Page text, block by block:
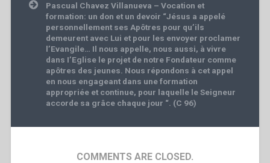
Pascual Chavez Villanueva – Vocation et
formation: un don et un devoir “Jésus a appelé
personnellement ses Apôtres pour qu’ils
demeurent avec Lui et pour les envoyer proclamer
l’Evangile… Il nous appelle, nous aussi, à vivre
dans I’Eglise le projet de notre Fondateur comme
apôtres des jeunes. Nous répondons à cet appel
en nous engageant dans une formation
appropriée et continue, pour laquelle le Seigneur
accorde sa grâce chaque jour “. (C 96)
COMMENTS ARE CLOSED.